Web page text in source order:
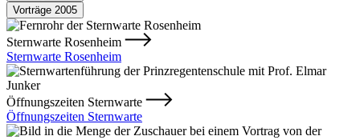
Vorträge 2005
Sternwarte Rosenheim
Sternwarte Rosenheim
Öffnungszeiten Sternwarte
Öffnungszeiten Sternwarte